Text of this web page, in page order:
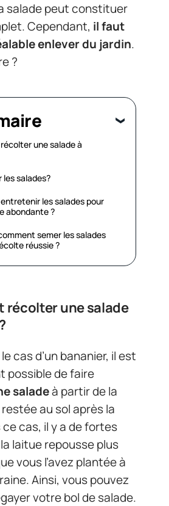
salade peut constituer
Cependant, il faut
enlever du jardin.
?
une salade à
les salades?
les salades pour
abondante ?
semer les salades
réussie ?
récolter une salade
cas d’un bananier, il est
possible de faire
saladeà partir de la
au sol après la
cas, il y a de fortes
laitue repousse plus
vous l’avez plantée à
Ainsi, vous pouvez
votre bol de salade.